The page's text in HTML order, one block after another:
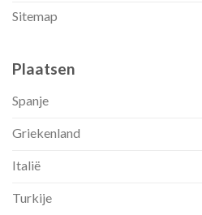
Sitemap
Plaatsen
Spanje
Griekenland
Italië
Turkije